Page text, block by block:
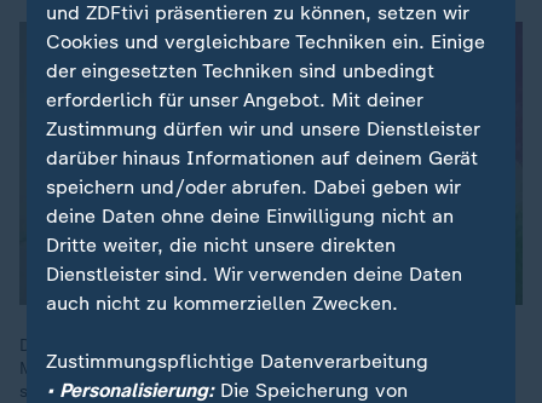
Deutschland ist Mieterland Nummer eins - und der Bedarf an
Mietwohnungen wächst weiter. Doch viele Menschen fragen
sich, ob sie sich Wohnen künftig noch leisten können.
und ZDFtivi präsentieren zu können, setzen wir
Cookies und vergleichbare Techniken ein. Einige
der eingesetzten Techniken sind unbedingt
erforderlich für unser Angebot. Mit deiner
Zustimmung dürfen wir und unsere Dienstleister
darüber hinaus Informationen auf deinem Gerät
speichern und/oder abrufen. Dabei geben wir
deine Daten ohne deine Einwilligung nicht an
Dritte weiter, die nicht unsere direkten
Dienstleister sind. Wir verwenden deine Daten
auch nicht zu kommerziellen Zwecken.
Zustimmungspflichtige Datenverarbeitung
• Personalisierung:Die Speicherung von